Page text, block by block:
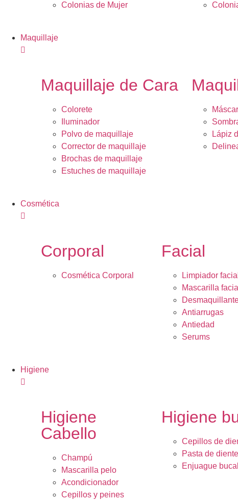
Colonias de Mujer
Maquillaje
Maquillaje de Cara
Colorete
Iluminador
Polvo de maquillaje
Corrector de maquillaje
Brochas de maquillaje
Estuches de maquillaje
Lápiz
Cosmética
Corporal
Cosmética Corporal
Facial
Limpiador facial
Mascarilla facial
Antiarrugas
Antiedad
Serums
Higiene
Higiene
Cabello
Champú
Mascarilla pelo
Acondicionador
Cepillos y peines
Higiene
Cepillos de
Pasta de
Enjuague bucal